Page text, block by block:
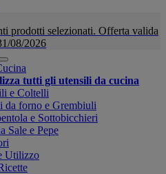
prodotti selezionati. Offerta valida
08/2026
tutti gli utensili da cucina
e Coltelli
da forno e Grembiuli
e Sottobicchieri
Sale e Pepe
Utilizzo